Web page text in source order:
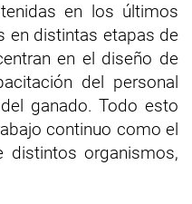
en los últimos
en distintas etapas de
en el diseño de
del personal
ganado. Todo esto
continuo como el
distintos organismos,